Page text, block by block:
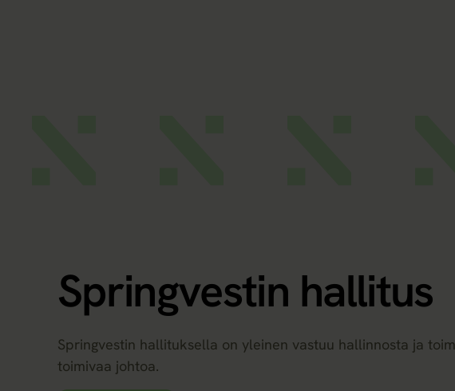
Springvestin hallitus
Springvestin hallituksella on yleinen vastuu hallinnosta ja
toimivaa johtoa.